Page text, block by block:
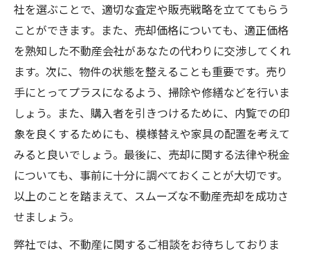
社を選ぶことで、適切な査定や販売戦略を立ててもらう
ことができます。また、売却価格についても、適正価格
を熟知した不動産会社があなたの代わりに交渉してくれ
ます。次に、物件の状態を整えることも重要です。売り
手にとってプラスになるよう、掃除や修繕などを行いま
しょう。また、購入者を引きつけるために、内覧での印
象を良くするためにも、模様替えや家具の配置を考えて
みると良いでしょう。最後に、売却に関する法律や税金
についても、事前に十分に調べておくことが大切です。
以上のことを踏まえて、スムーズな不動産売却を成功さ
せましょう。
弊社では、不動産に関するご相談をお待ちしておりま